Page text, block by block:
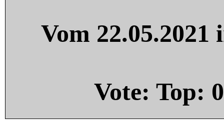
Vom
Vote: Top: 0